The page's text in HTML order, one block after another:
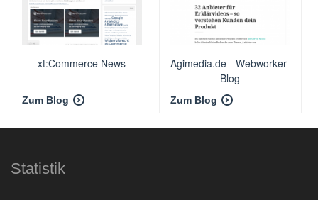
xt:Commerce News
Zum Blog
Agimedia.de - Webworker-
Blog
Zum Blog
Statistik